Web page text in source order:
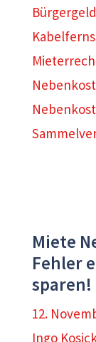
Bürgergeld
Miete
Fehler
sparen!
12.
Ingo Kosick